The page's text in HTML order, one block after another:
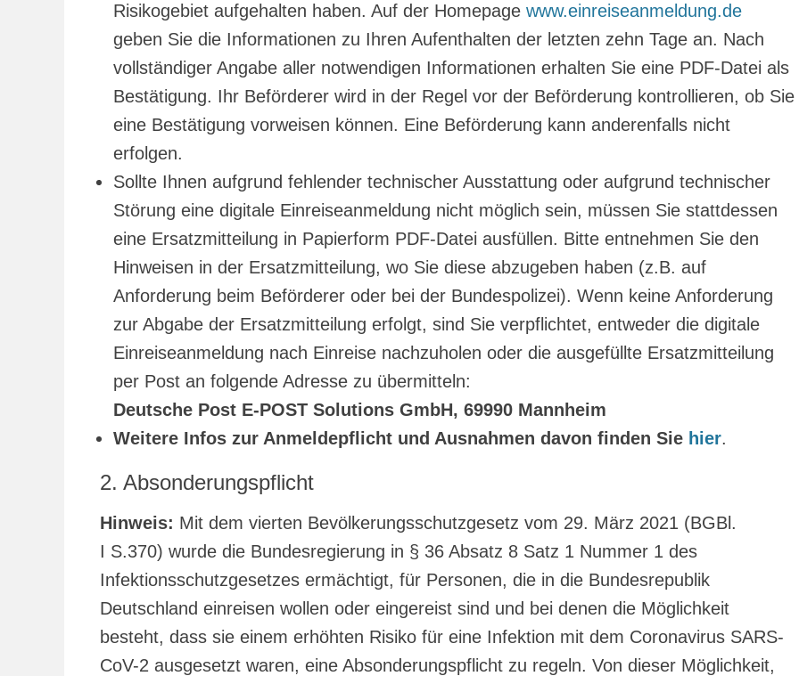
Risikogebiet aufgehalten haben. Auf der Homepage www.einreiseanmeldung.de
geben Sie die Informationen zu Ihren Aufenthalten der letzten zehn Tage an. Nach
vollständiger Angabe aller notwendigen Informationen erhalten Sie eine PDF-Datei als
Bestätigung. Ihr Beförderer wird in der Regel vor der Beförderung kontrollieren, ob Sie
eine Bestätigung vorweisen können. Eine Beförderung kann anderenfalls nicht
erfolgen.
Sollte Ihnen aufgrund fehlender technischer Ausstattung oder aufgrund technischer
Störung eine digitale Einreiseanmeldung nicht möglich sein, müssen Sie stattdessen
eine Ersatzmitteilung in Papierform PDF-Datei ausfüllen. Bitte entnehmen Sie den
Hinweisen in der Ersatzmitteilung, wo Sie diese abzugeben haben (z.B. auf
Anforderung beim Beförderer oder bei der Bundespolizei). Wenn keine Anforderung
zur Abgabe der Ersatzmitteilung erfolgt, sind Sie verpflichtet, entweder die digitale
Einreiseanmeldung nach Einreise nachzuholen oder die ausgefüllte Ersatzmitteilung
per Post an folgende Adresse zu übermitteln:
Deutsche Post E-POST Solutions GmbH, 69990 Mannheim
Weitere Infos zur Anmeldepflicht und Ausnahmen davon finden Sie hier.
2. Absonderungspflicht
Hinweis: Mit dem vierten Bevölkerungsschutzgesetz vom 29. März 2021 (BGBl.
I S.370) wurde die Bundesregierung in § 36 Absatz 8 Satz 1 Nummer 1 des
Infektionsschutzgesetzes ermächtigt, für Personen, die in die Bundesrepublik
Deutschland einreisen wollen oder eingereist sind und bei denen die Möglichkeit
besteht, dass sie einem erhöhten Risiko für eine Infektion mit dem Coronavirus SARS-
CoV-2 ausgesetzt waren, eine Absonderungspflicht zu regeln. Von dieser Möglichkeit,